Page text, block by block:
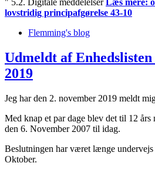
" 5.2. Digitale meddelelserLæs mere:
lovstridig principafgørelse 43-10
Flemming's blog
Udmeldt af
2019
Jeg har den 2. november 2019 meldt
Med knap et par dage blev det til 12 års
den 6. November 2007 til idag.
Beslutningen har været længe undervejs
Oktober.